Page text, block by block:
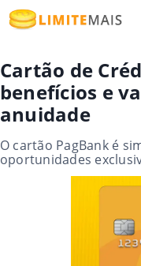
Cartão de
benefícios e
anuidade
O cartão PagBank é
oportunidades